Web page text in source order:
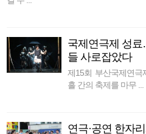
국제연극제 성
들 사로잡았다
제15회 부산국제연극
흘 간의 축제를 마무 ...
연극·공연 한자